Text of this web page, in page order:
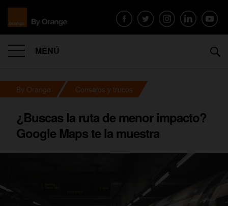
MENÚ
By Orange Consejos y trucos
¿Buscas la ruta de menor impacto?
Google Maps te la muestra